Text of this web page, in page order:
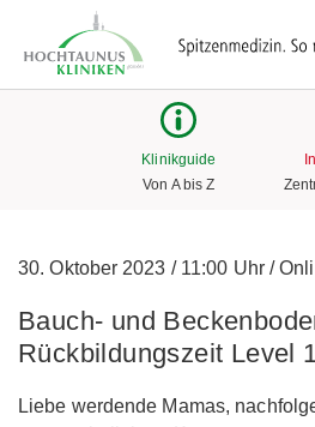
Klinikguide
Von A bis Z
30. Oktober 2023 /11:00 Uhr /
Bauch- und
Rückbildungszeit Level
Liebe werdende Mamas,